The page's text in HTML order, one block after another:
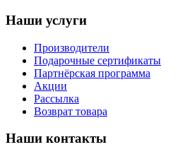
Наши услуги
Производители
Подарочные сертификаты
Партнёрская программа
Акции
Рассылка
Возврат товара
Наши контакты